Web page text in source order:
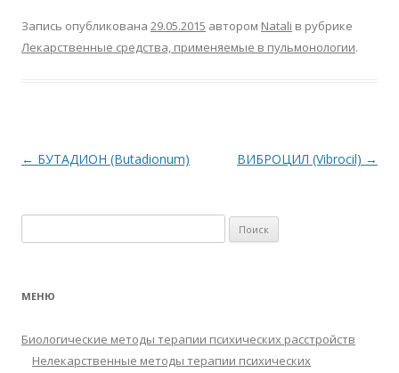
e
b
k
itt
er
at
s
p
l.
R
ai
l
n
o
s
ni
п
р
и
т
Запись опубликована 29.05.2015 автором Natali в рубрике
Лекарственные средства, применяемые в пульмонологии.
Навигация
← БУТАДИОН (Butadionum) ВИБРОЦИЛ (Vibrocil) →
МЕНЮ
Биологические методы терапии психических расстройств
Нелекарственные методы терапии психических